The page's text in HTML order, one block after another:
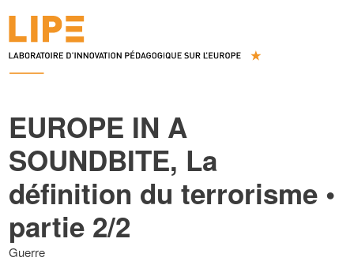
EUROPE IN A
SOUNDBITE, La
définition du terrorisme •
partie 2/2
Guerre